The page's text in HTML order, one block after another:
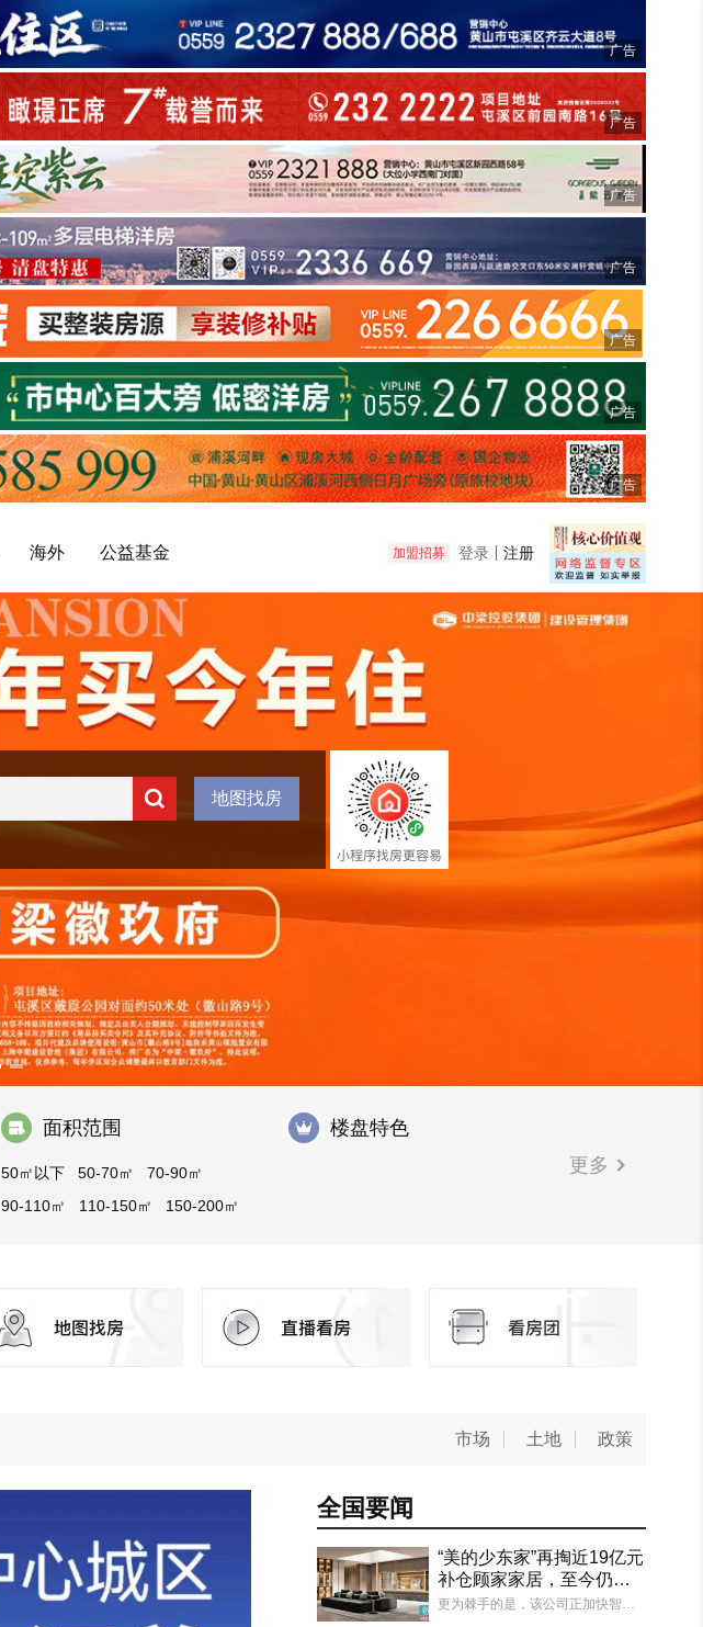
广告
广告
广告
广告
广告
广告
广告
海外 公益基金 加盟招募 登录 注册
地图找房
面积范围
50㎡以下 50-70㎡
70-90㎡
90-110㎡
110-150㎡
150-200㎡
楼盘特色
更多
市场 土地 政策
全国要闻
“美的少东家”再掏近19亿元
补仓顾家家居，至今仍有5
0亿元收购贷款未结清
更为棘手的是，该公司正加快智能